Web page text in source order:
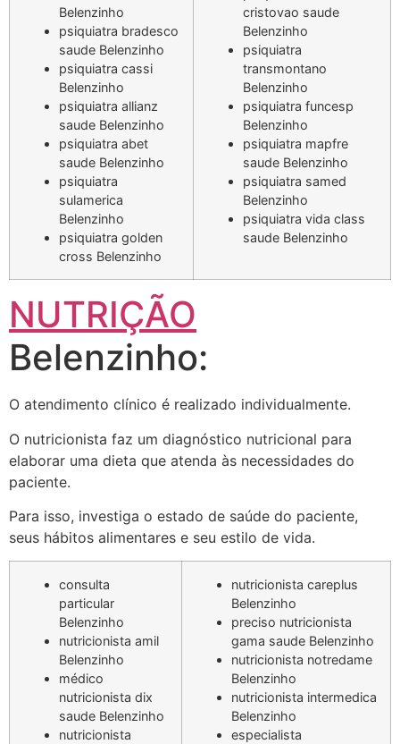
Belenzinho
psiquiatra bradesco
saude Belenzinho
psiquiatra cassi
Belenzinho
psiquiatra allianz
saude Belenzinho
psiquiatra abet
saude Belenzinho
psiquiatra
sulamerica
Belenzinho
psiquiatra golden
cross Belenzinho
cristovao saude
Belenzinho
psiquiatra
transmontano
Belenzinho
psiquiatra funcesp
Belenzinho
psiquiatra mapfre
saude Belenzinho
psiquiatra samed
Belenzinho
psiquiatra vida class
saude Belenzinho
NUTRIÇÃO
Belenzinho:
O atendimento clínico é realizado individualmente.
O nutricionista faz um diagnóstico nutricional para
elaborar uma dieta que atenda às necessidades do
paciente.
Para isso, investiga o estado de saúde do paciente,
seus hábitos alimentares e seu estilo de vida.
consulta
particular
Belenzinho
nutricionista amil
Belenzinho
médico
nutricionista dix
saude Belenzinho
nutricionista
nutricionista careplus
Belenzinho
preciso nutricionista
gama saude Belenzinho
nutricionista notredame
Belenzinho
nutricionista intermedica
Belenzinho
especialista